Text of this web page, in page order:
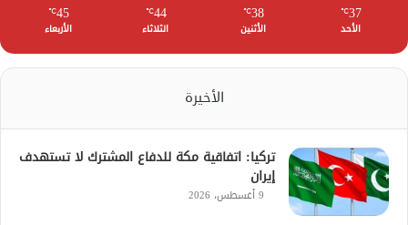
37
℃
الأحد
38
℃
الأثنين
44
℃
الثلاثاء
45
℃
الأربعاء
الأخيرة
تركيا: اتفاقية مكة للدفاع المشترك لا تستهدف
إيران
9 أغسطس، 2026